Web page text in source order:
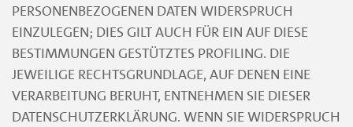
PERSONENBEZOGENEN DATEN WIDERSPRUCH
EINZULEGEN; DIES GILT AUCH FÜR EIN AUF DIESE
BESTIMMUNGEN GESTÜTZTES PROFILING. DIE
JEWEILIGE RECHTSGRUNDLAGE, AUF DENEN EINE
VERARBEITUNG BERUHT, ENTNEHMEN SIE DIESER
DATENSCHUTZERKLÄRUNG. WENN SIE WIDERSPRUCH